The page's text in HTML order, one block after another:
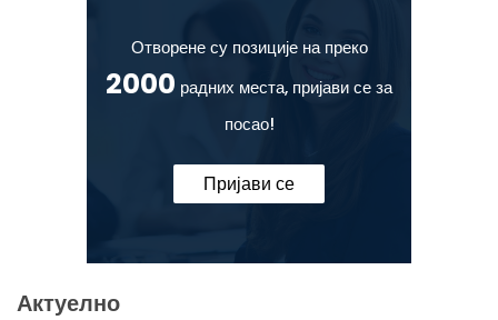
Отворене су позиције на преко
2000 радних места, пријави се за
посао!
Пријави се
Актуелно